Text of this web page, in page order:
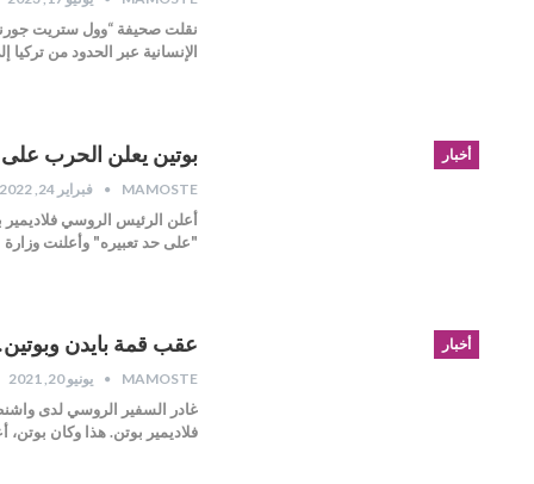
نقلت صحيفة “وول ستريت
الإنسانية عبر الحدود من
أخبار بوتين يعلن الحرب على
MAMOSTE فبراير 24, 2022
أعلن الرئيس الروسي
"على حد تعبيره" وأعلنت وزارة
أخبار عقب قمة بايدن
MAMOSTE يونيو 20, 2021
غادر السفير الروسي لدى
فلاديمير بوتن. هذا وكان